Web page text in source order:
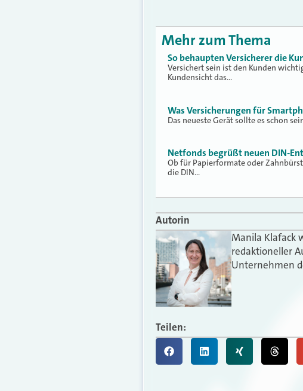
Mehr zum Thema
So behaupten Versicherer die
Versichert sein ist den Kunden
Kundensicht das…
Was Versicherungen für
Das neueste Gerät sollte es schon
Netfonds begrüßt neuen DIN-
Ob für Papierformate oder
die DIN…
Autorin
Manila Klafack
redaktioneller
Unternehmen
Teilen: